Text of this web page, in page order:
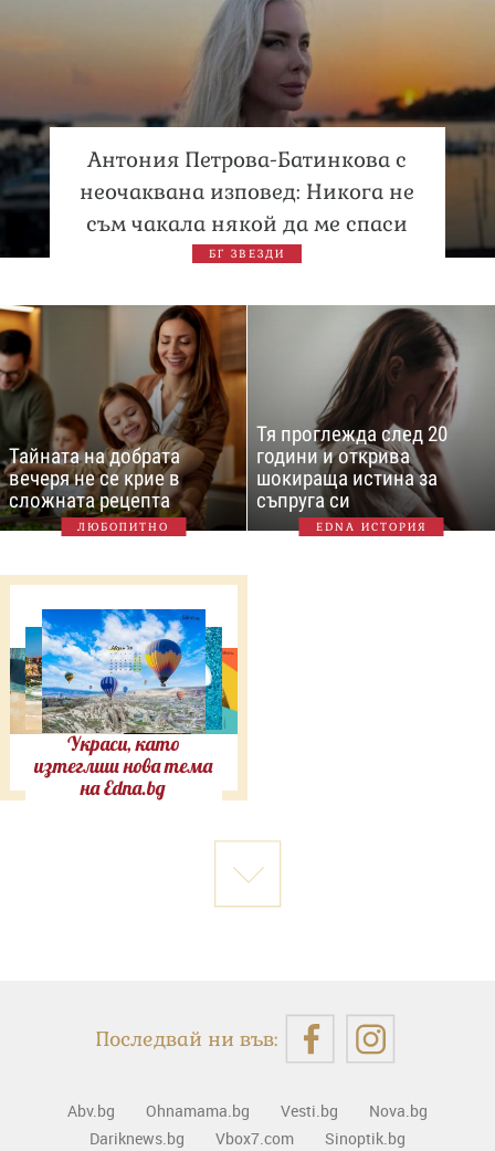
Антония Петрова-Батинкова с
неочаквана изповед: Никога не
съм чакала някой да ме спаси
БГ ЗВЕЗДИ
Тайната на добрата
вечеря не се крие в
сложната рецепта
ЛЮБОПИТНО
Тя проглежда след 20
години и открива
шокираща истина за
съпруга си
EDNA ИСТОРИЯ
Украси, като
изтеглиш нова тема
на Edna.bg
Последвай ни във:
Abv.bg Ohnamama.bg Vesti.bg
Nova.bg
Dariknews.bg
Vbox7.com Sinoptik.bg